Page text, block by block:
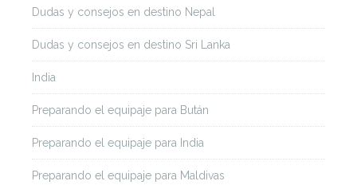
Dudas y consejos en destino Nepal
Dudas y consejos en destino Sri Lanka
India
Preparando el equipaje para Bután
Preparando el equipaje para India
Preparando el equipaje para Maldivas